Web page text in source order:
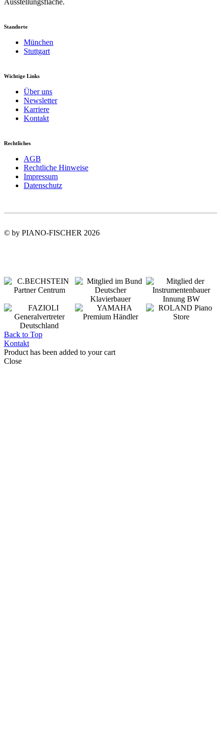
Ausstellungsfläche.
Standorte
München
Stuttgart
Wichtige Links
Über uns
Newsletter
Karriere
Kontakt
Rechtliches
AGB
Rechtliche Hinweise
Impressum
Datenschutz
© by PIANO-FISCHER 2026
Back to Top
Kontakt
Product has been added to your cart
Close